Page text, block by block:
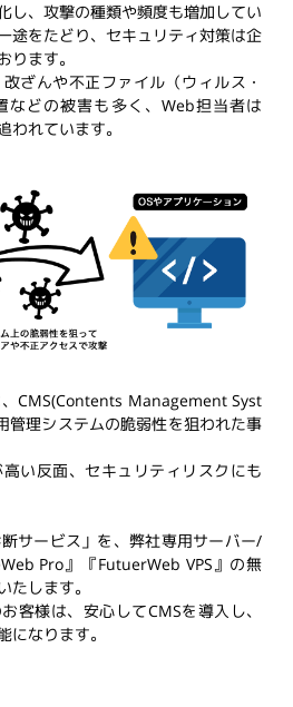
し、攻撃の種類や頻度も増加してい
途をたどり、セキュリティ対策は企
ります。
ざんや不正ファイル（ウィルス・
などの被害も多く、Web担当者は
われています。
CMS(Contents Management Syst
管理システムの脆弱性を狙われた事
い反面、セキュリティリスクにも
サービス」を、弊社専用サーバー/
Pro』『FutuerWeb VPS』の無
たします。
客様は、安心してCMSを導入し、
になります。